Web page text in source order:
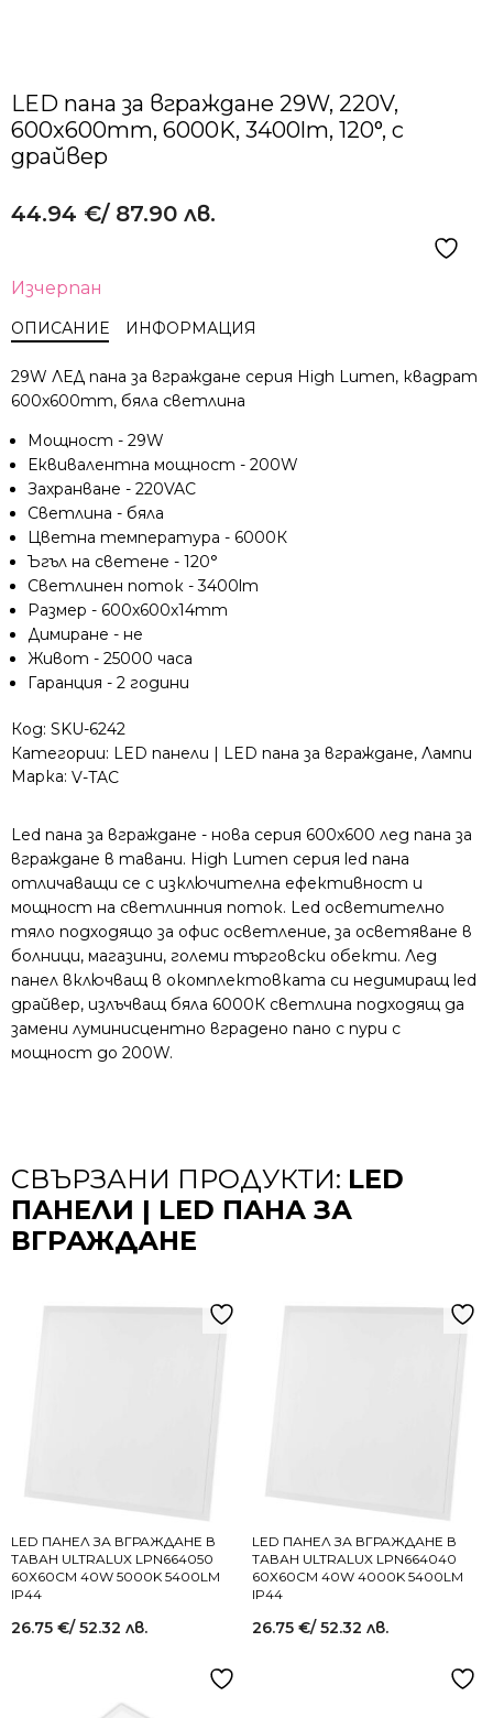
LED пана за вграждане 29W, 220V,
600x600mm, 6000K, 3400lm, 120°, с
драйвер
44.94 €/ 87.90 лв.
Изчерпан
ОПИСАНИЕ ИНФОРМАЦИЯ
29W ЛЕД панa за вграждане серия High Lumen, квадрат
600x600mm, бяла светлина
Мощност - 29W
Еквивалентна мощност - 200W
Захранване - 220VAC
Светлина - бяла
Цветна температура - 6000К
Ъгъл на светене - 120°
Светлинен поток - 3400lm
Размер - 600x600x14mm
Димиране - не
Живот - 25000 часа
Гаранция - 2 години
Код: SKU-6242
Категории: LED панели | LED пана за вграждане, Лампи
Марка: V-TAC
Led пана за вграждане - нова серия 600x600 лед пана за
вграждане в тавани. High Lumen серия led пана
отличаващи се с изключителна ефективност и
мощност на светлинния поток. Led oсветително
тяло подходящо за офис осветление, за осветяване в
болници, магазини, големи търговски обекти. Лед
панел включващ в окомплектовката си недимиращ led
драйвер, излъчващ бяла 6000К светлина подходящ да
замени луминисцентно вградено пано с пури с
мощност до 200W.
СВЪРЗАНИ ПРОДУКТИ: LED
ПАНЕЛИ | LED ПАНА ЗА
ВГРАЖДАНЕ
LED ПАНЕЛ ЗА ВГРАЖДАНЕ В
ТАВАН ULTRALUX LPN664050
60Х60СМ 40W 5000K 5400LM
IP44
26.75 €/ 52.32 лв.
LED ПАНЕЛ ЗА ВГРАЖДАНЕ В
ТАВАН ULTRALUX LPN664040
60Х60СМ 40W 4000K 5400LM
IP44
26.75 €/ 52.32 лв.